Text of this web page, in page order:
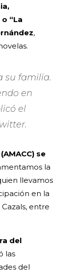
“La
,
su familia.
en
el
se
la
llevamos
en la
entre
del
las
del